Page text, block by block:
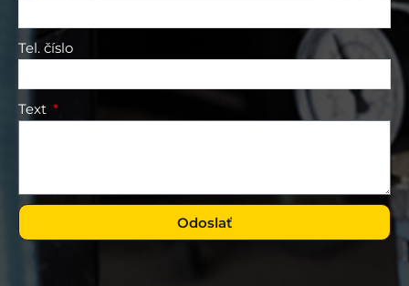
Tel. číslo
Text
Odoslať